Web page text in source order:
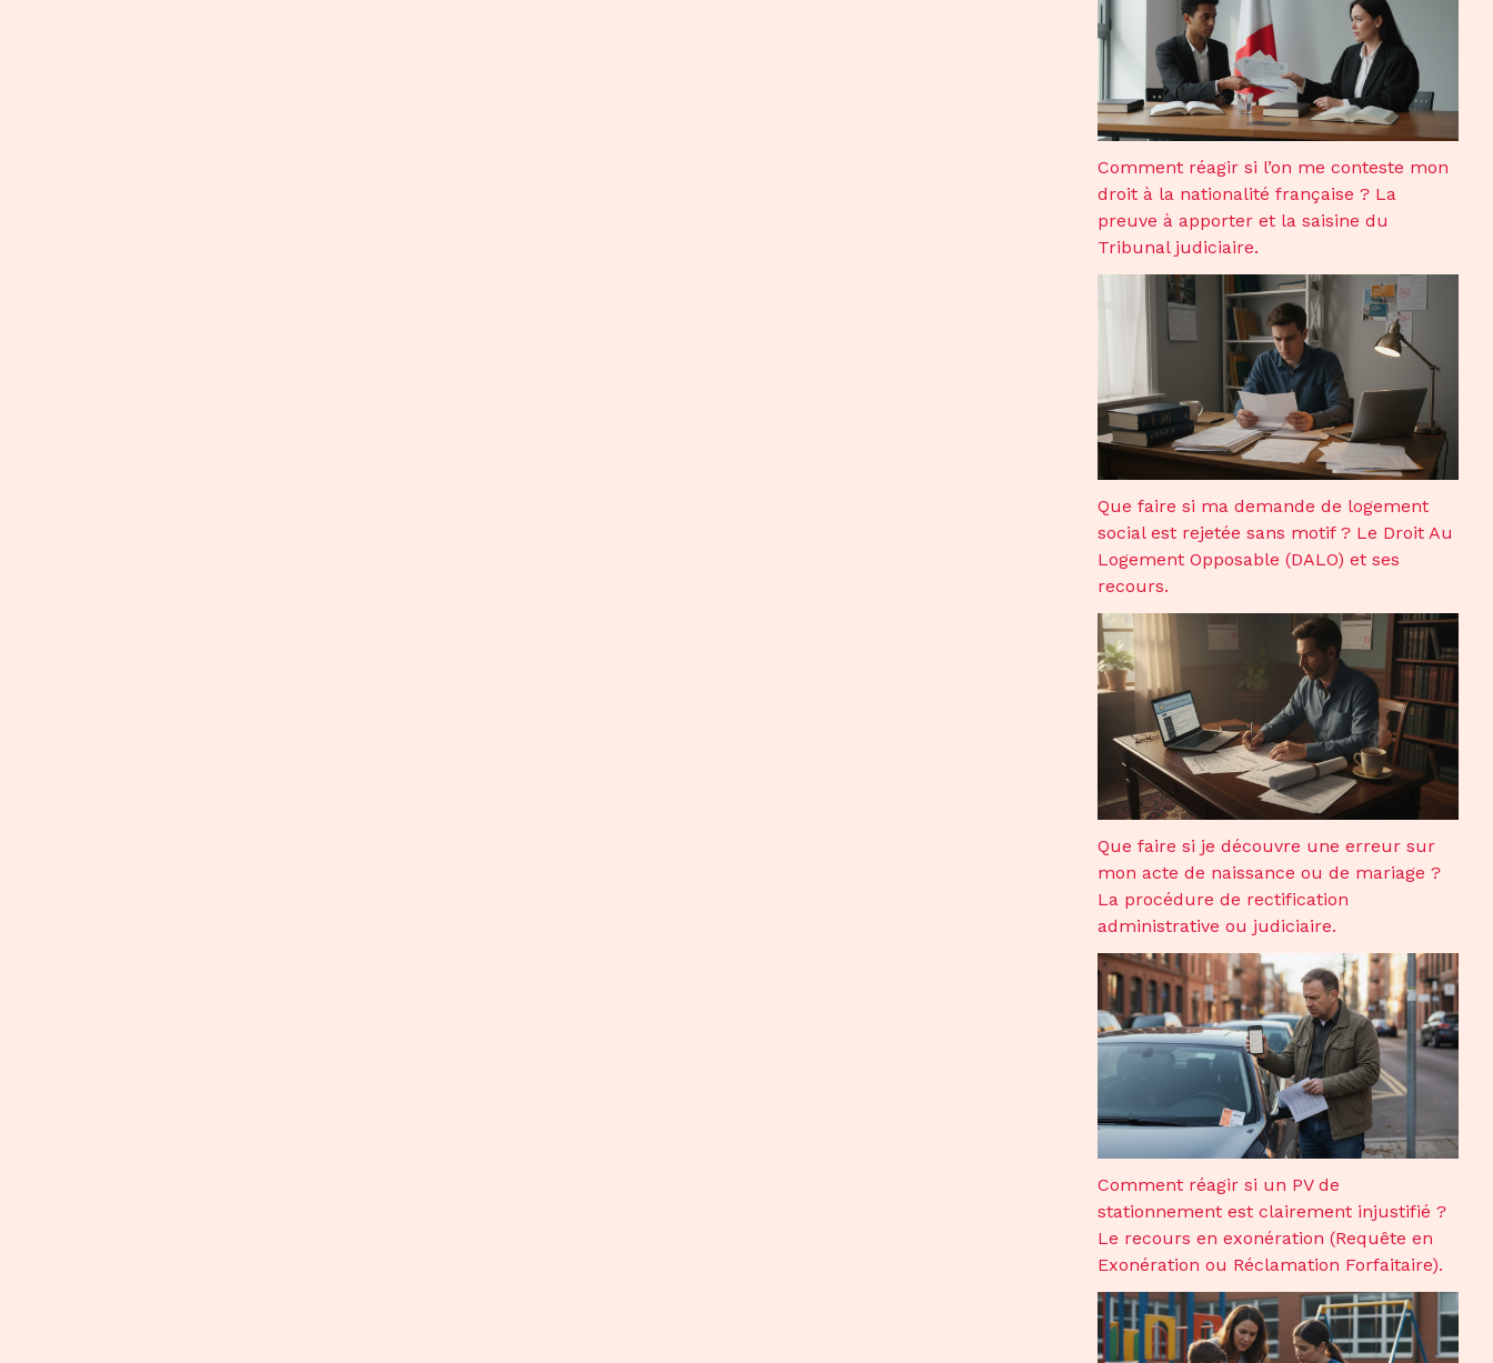
Comment réagir si l’on me conteste mon
droit à la nationalité française ? La
preuve à apporter et la saisine du
Tribunal judiciaire.
Que faire si ma demande de logement
social est rejetée sans motif ? Le Droit Au
Logement Opposable (DALO) et ses
recours.
Que faire si je découvre une erreur sur
mon acte de naissance ou de mariage ?
La procédure de rectification
administrative ou judiciaire.
Comment réagir si un PV de
stationnement est clairement injustifié ?
Le recours en exonération (Requête en
Exonération ou Réclamation Forfaitaire).